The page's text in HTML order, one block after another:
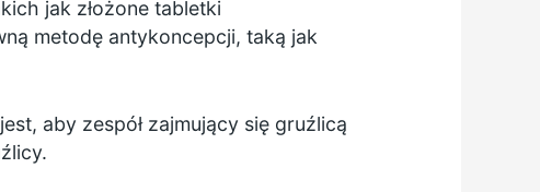
jak złożone tabletki
metodę antykoncepcji, taką jak
aby zespół zajmujący się gruźlicą